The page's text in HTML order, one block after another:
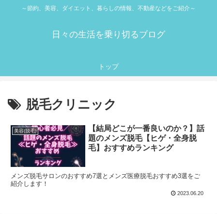
～節約、美容、ダイエット、暮らしの情報、不動産などをご紹介～
日々の生活を乗り切るブログ
トップ
脱毛クリニック
美容(脱毛)
【結局どこが一番良いのか？】話
題のメンズ脱毛【ヒゲ・全身脱
毛】おすすめランキング
メンズ脱毛サロンのおすすめ7選とメンズ医療脱毛おすすめ3選をご
紹介します！
2023.06.20